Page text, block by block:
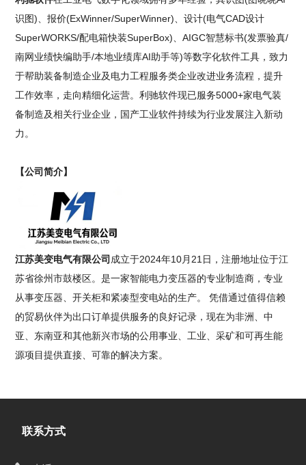
识图)、报价(ExWinner/SuperWinner)、设计(电气CAD设计
SuperWORKS/配电箱快装SuperBox)、AIGC智慧标书(发票验真/
南网业绩快编助手/本地业绩库AI助手等)等数字化软件工具，致力
于帮助装备制造企业及电力工程服务类企业改进业务流程，提升
工作效率，走向精细化运营。利驰软件现已服务5000+家电气装
备制造及相关行业企业，国产工业软件持续为行业发展注入新动
力。
【公司简介】
江苏美变电气有限公司 成立于2024年10月21日，注册地址位于江
苏省徐州市鼓楼区。是一家智能电力变压器的专业制造商，专业
从事变压器、开关柜和紧凑型变电站的生产。 凭借通过值得信赖
的贸易伙伴为出口订单提供服务的良好记录，现在为非洲、中
亚、东南亚和其他新兴市场的公用事业、工业、采矿和可再生能
源项目提供直接、可靠的解决方案。
联系方式